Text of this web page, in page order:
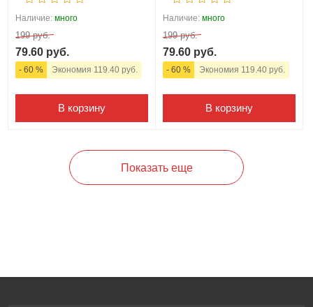
Наличие: много
199 руб.
79.60 руб.
- 60 % Экономия 119.40 руб.
В корзину
Наличие: много
199 руб.
79.60 руб.
- 60 % Экономия 119.40 руб.
В корзину
Показать еще